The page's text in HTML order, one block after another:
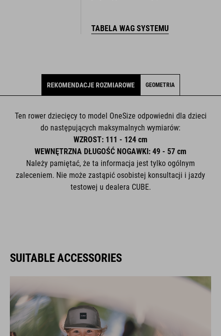
TABELA WAG SYSTEMU
REKOMENDACJE ROZMIAROWE GEOMETRIA
Ten rower dziecięcy to model OneSize odpowiedni dla dzieci
do następujących maksymalnych wymiarów:
WZROST: 111 - 124 cm
WEWNĘTRZNA DŁUGOŚĆ NOGAWKI: 49 - 57 cm
Należy pamiętać, że ta informacja jest tylko ogólnym
zaleceniem. Nie może zastąpić osobistej konsultacji i jazdy
testowej u dealera CUBE.
SUITABLE ACCESSORIES